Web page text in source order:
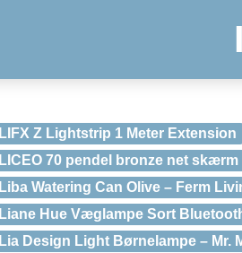
LIFX Z Lightstrip 1 Meter Extension
LICEO 70 pendel bronze net skærm
Liba Watering Can Olive – Ferm
Liane Hue Væglampe Sort
Lia Design Light Børnelampe – Mr.